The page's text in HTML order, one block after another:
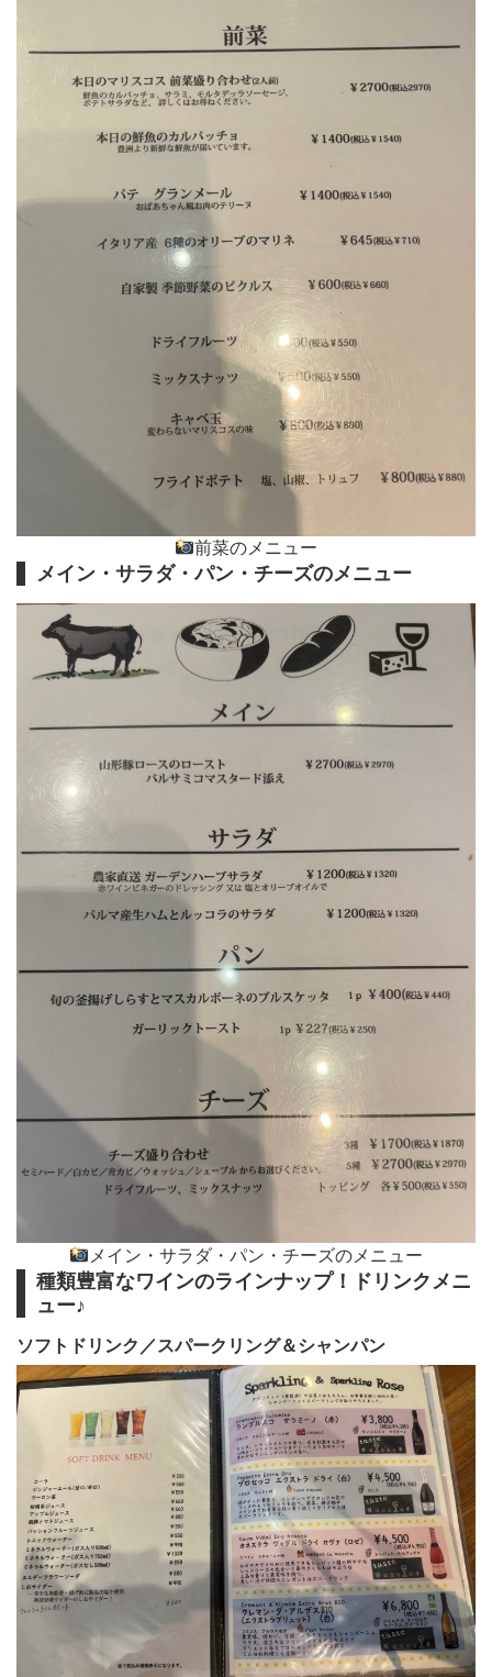
前菜のメニュー
メイン・サラダ・パン・チーズのメニュー
メイン・サラダ・パン・チーズのメニュー
種類豊富なワインのラインナップ！ドリンクメニ
ュー♪
ソフトドリンク／スパークリング＆シャンパン